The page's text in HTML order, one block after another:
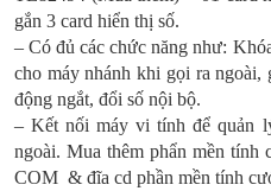
gắn 3 card hiển thị số.
– Có đủ các chức năng như:
cho máy nhánh khi gọi ra
động ngắt, đổi số nội bộ.
– Kết nối máy vi tính để quản
ngoài. Mua thêm phẩn mền tính
COM & đĩa cd phần mền tính